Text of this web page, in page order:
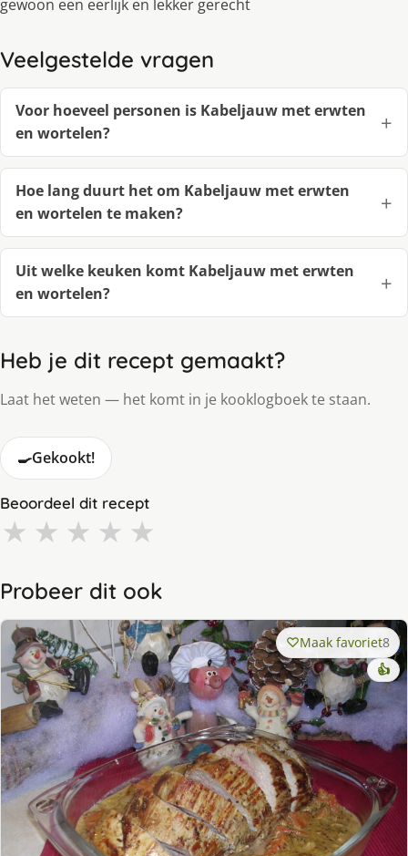
gewoon een eerlijk en lekker gerecht
Veelgestelde vragen
Voor hoeveel personen is Kabeljauw met erwten
en wortelen?
Hoe lang duurt het om Kabeljauw met erwten
en wortelen te maken?
Uit welke keuken komt Kabeljauw met erwten
en wortelen?
Heb je dit recept gemaakt?
Laat het weten — het komt in je kooklogboek te staan.
🍳Gekookt!
Beoordeel dit recept
★ ★ ★ ★ ★
Probeer dit ook
Maak favoriet8
👍